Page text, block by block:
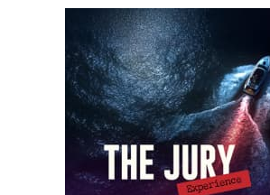
Londres
experiencias y ciudades
São Paulo
exposiciones
Seúl